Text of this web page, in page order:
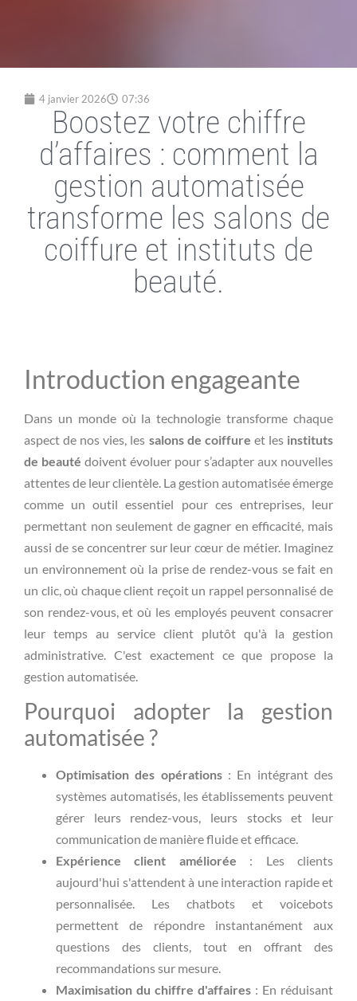
4 janvier 2026 07:36
Boostez votre chiffre
d’affaires : comment la
gestion automatisée
transforme les salons de
coiffure et instituts de
beauté.
Introduction engageante
Dans un monde où la technologie transforme chaque
aspect de nos vies, les salons de coiffure et les instituts
de beauté doivent évoluer pour s’adapter aux nouvelles
attentes de leur clientèle. La gestion automatisée émerge
comme un outil essentiel pour ces entreprises, leur
permettant non seulement de gagner en efficacité, mais
aussi de se concentrer sur leur cœur de métier. Imaginez
un environnement où la prise de rendez-vous se fait en
un clic, où chaque client reçoit un rappel personnalisé de
son rendez-vous, et où les employés peuvent consacrer
leur temps au service client plutôt qu'à la gestion
administrative. C'est exactement ce que propose la
gestion automatisée.
Pourquoi adopter la gestion
automatisée ?
Optimisation des opérations: En intégrant des
systèmes automatisés, les établissements peuvent
gérer leurs rendez-vous, leurs stocks et leur
communication de manière fluide et efficace.
Expérience client améliorée : Les clients
aujourd'hui s'attendent à une interaction rapide et
personnalisée. Les chatbots et voicebots
permettent de répondre instantanément aux
questions des clients, tout en offrant des
recommandations sur mesure.
Maximisation du chiffre d'affaires : En réduisant